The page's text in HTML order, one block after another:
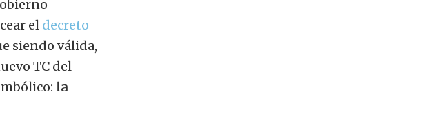
el decreto
siendo válida,
TC del
la